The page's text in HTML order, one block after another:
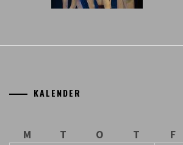
KALENDER
M
T O T F